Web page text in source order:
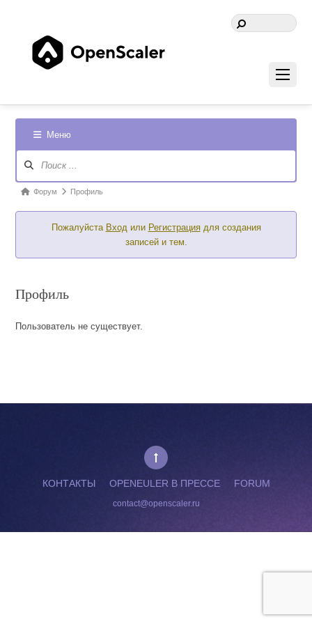
Меню
Форума
ФорумФорум Профиль
Пожалуйста Входили Регистрациядля создания
записей и тем.
Профиль
Пользователь не существует.
КОНТАКТЫ OPENEULER В ПРЕССЕ FORUM
contact@openscaler.ru